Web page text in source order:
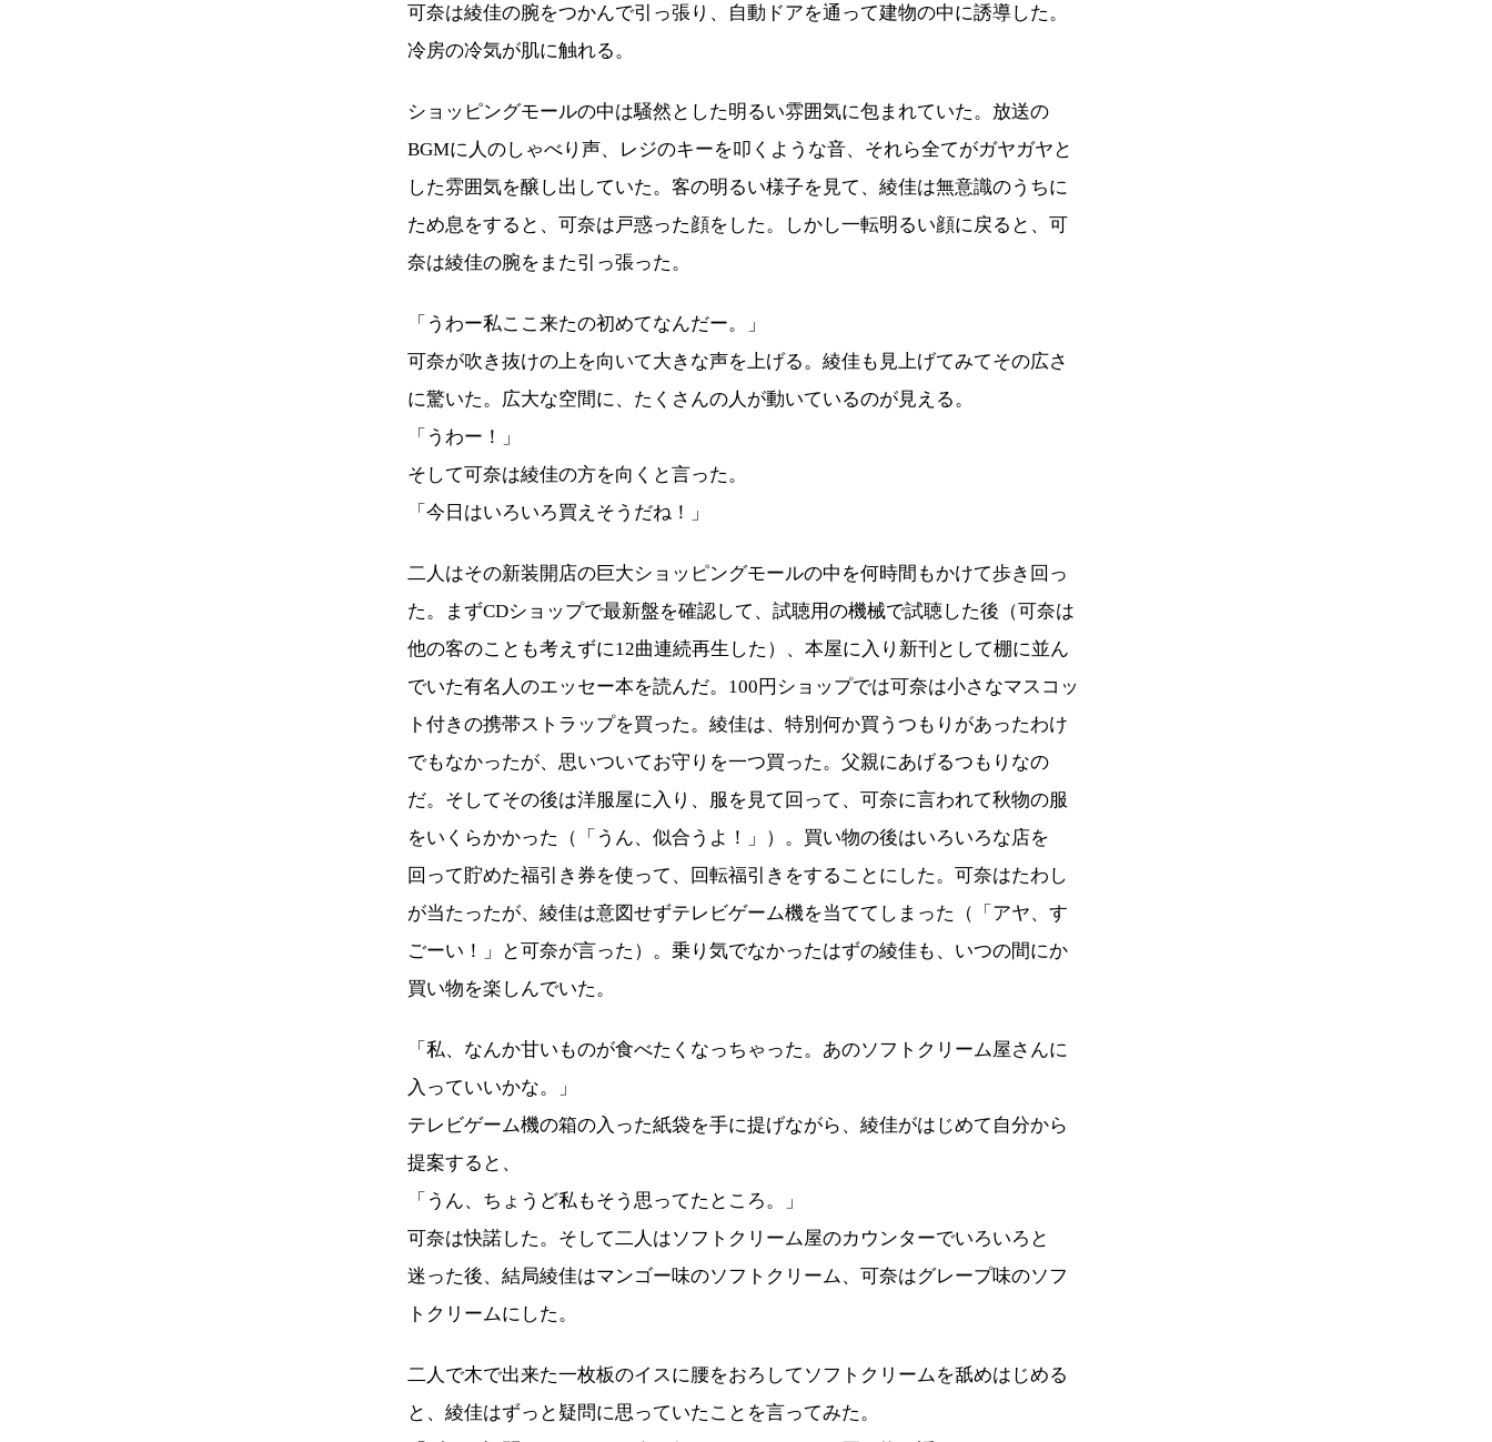
可奈は綾佳の腕をつかんで引っ張り、自動ドアを通って建物の中に誘導した。
冷房の冷気が肌に触れる。
ショッピングモールの中は騒然とした明るい雰囲気に包まれていた。放送の
BGMに人のしゃべり声、レジのキーを叩くような音、それら全てがガヤガヤと
した雰囲気を醸し出していた。客の明るい様子を見て、綾佳は無意識のうちに
ため息をすると、可奈は戸惑った顔をした。しかし一転明るい顔に戻ると、可
奈は綾佳の腕をまた引っ張った。
「うわー私ここ来たの初めてなんだー。」
可奈が吹き抜けの上を向いて大きな声を上げる。綾佳も見上げてみてその広さ
に驚いた。広大な空間に、たくさんの人が動いているのが見える。
「うわー！」
そして可奈は綾佳の方を向くと言った。
「今日はいろいろ買えそうだね！」
二人はその新装開店の巨大ショッピングモールの中を何時間もかけて歩き回っ
た。まずCDショップで最新盤を確認して、試聴用の機械で試聴した後（可奈は
他の客のことも考えずに12曲連続再生した）、本屋に入り新刊として棚に並ん
でいた有名人のエッセー本を読んだ。100円ショップでは可奈は小さなマスコッ
ト付きの携帯ストラップを買った。綾佳は、特別何か買うつもりがあったわけ
でもなかったが、思いついてお守りを一つ買った。父親にあげるつもりなの
だ。そしてその後は洋服屋に入り、服を見て回って、可奈に言われて秋物の服
をいくらかかった（「うん、似合うよ！」）。買い物の後はいろいろな店を
回って貯めた福引き券を使って、回転福引きをすることにした。可奈はたわし
が当たったが、綾佳は意図せずテレビゲーム機を当ててしまった（「アヤ、す
ごーい！」と可奈が言った）。乗り気でなかったはずの綾佳も、いつの間にか
買い物を楽しんでいた。
「私、なんか甘いものが食べたくなっちゃった。あのソフトクリーム屋さんに
入っていいかな。」
テレビゲーム機の箱の入った紙袋を手に提げながら、綾佳がはじめて自分から
提案すると、
「うん、ちょうど私もそう思ってたところ。」
可奈は快諾した。そして二人はソフトクリーム屋のカウンターでいろいろと
迷った後、結局綾佳はマンゴー味のソフトクリーム、可奈はグレープ味のソフ
トクリームにした。
二人で木で出来た一枚板のイスに腰をおろしてソフトクリームを舐めはじめる
と、綾佳はずっと疑問に思っていたことを言ってみた。